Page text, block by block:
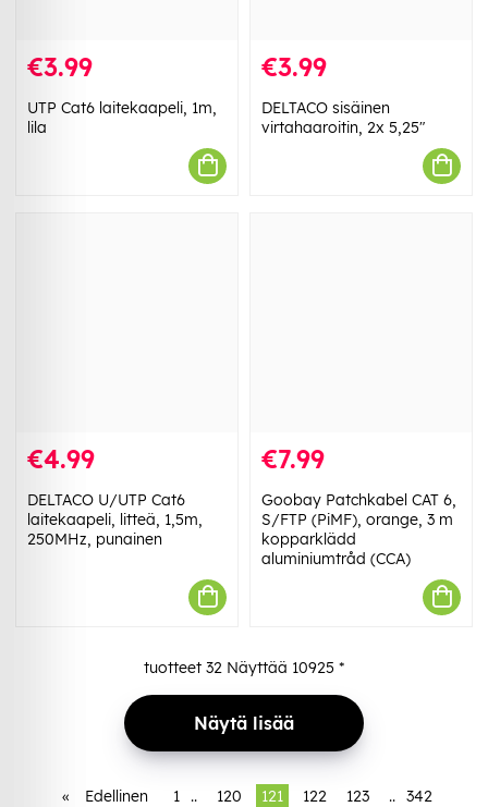
€3.99
UTP Cat6 laitekaapeli, 1m,
lila
€3.99
DELTACO sisäinen
virtahaaroitin, 2x 5,25"
€4.99
DELTACO U/UTP Cat6
laitekaapeli, litteä, 1,5m,
250MHz, punainen
€7.99
Goobay Patchkabel CAT 6,
S/FTP (PiMF), orange, 3 m
kopparklädd
aluminiumtråd (CCA)
tuotteet 32 Näyttää 10925 *
Näytä lisää
« Edellinen 1 .. 120 121 122 123 .. 342